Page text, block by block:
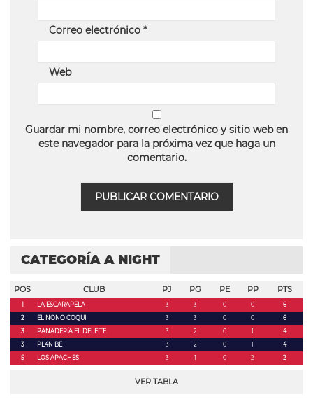
Correo electrónico *
Web
Guardar mi nombre, correo electrónico y sitio web en
este navegador para la próxima vez que haga un
comentario.
CATEGORÍA A NIGHT
POS CLUB PJ PG PE PP PTS
1 LA ESCARAPELA 3 3 0 0
6
2
EL NONO COQUI 3 3 0 0
6
3
PANADERÍA EL DELEITE 3 2 0 1
4
3
PL4N BE 3 2 0 1
4
5
LOS APACHES 3 1 0 2 2
VER TABLA